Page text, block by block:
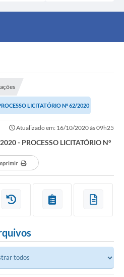
LICITATÓRIO Nº 62/2020
Atualizado em: 16/10/2020 às 09h25
- PROCESSO LICITATÓRIO Nº